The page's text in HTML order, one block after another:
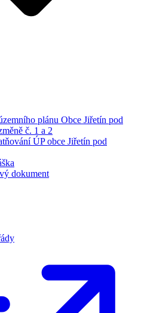
plánu Obce Jiřetín pod
č. 1 a 2
ÚP obce Jiřetín pod
dokument